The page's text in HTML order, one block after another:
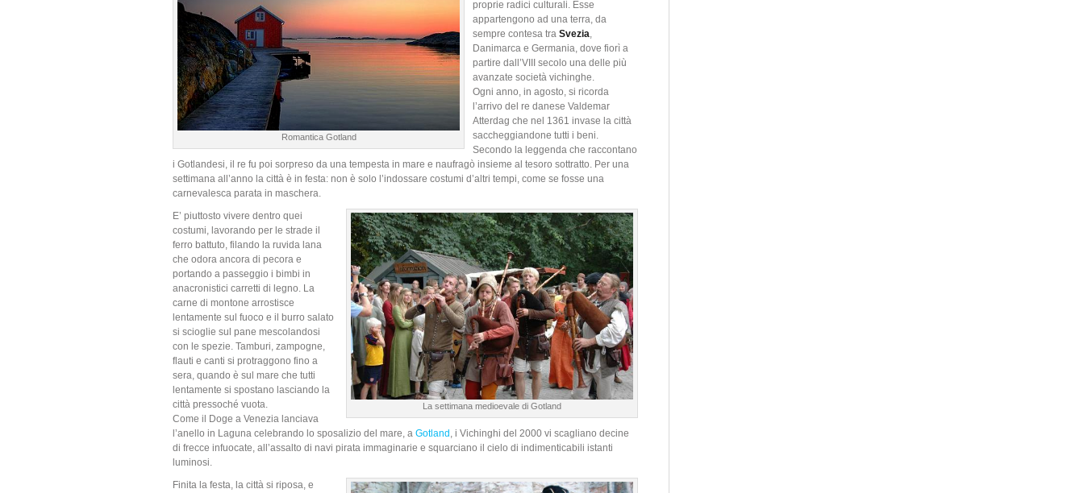
Romantica Gotland
proprie radici culturali. Esse
appartengono ad una terra, da
sempre contesa tra Svezia,
Danimarca e Germania, dove fiorì a
partire dall’VIII secolo una delle più
avanzate società vichinghe.
Ogni anno, in agosto, si ricorda
l’arrivo del re danese Valdemar
Atterdag che nel 1361 invase la città
saccheggiandone tutti i beni.
Secondo la leggenda che raccontano
i Gotlandesi, il re fu poi sorpreso da una tempesta in mare e naufragò insieme al tesoro sottratto. Per una
settimana all’anno la città è in festa: non è solo l’indossare costumi d’altri tempi, come se fosse una
carnevalesca parata in maschera.
La settimana medioevale di Gotland
E’ piuttosto vivere dentro quei
costumi, lavorando per le strade il
ferro battuto, filando la ruvida lana
che odora ancora di pecora e
portando a passeggio i bimbi in
anacronistici carretti di legno. La
carne di montone arrostisce
lentamente sul fuoco e il burro salato
si scioglie sul pane mescolandosi
con le spezie. Tamburi, zampogne,
flauti e canti si protraggono fino a
sera, quando è sul mare che tutti
lentamente si spostano lasciando la
città pressoché vuota.
Come il Doge a Venezia lanciava
l’anello in Laguna celebrando lo sposalizio del mare, a Gotland , i Vichinghi del 2000 vi scagliano decine
di frecce infuocate, all’assalto di navi pirata immaginarie e squarciano il cielo di indimenticabili istanti
luminosi.
Finita la festa, la città si riposa, e